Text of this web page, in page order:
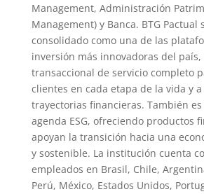
Management, Administración
Management) y Banca. BTG Pactual
consolidado como una de las
inversión más innovadoras del
transaccional de servicio completo
clientes en cada etapa de la vida y
trayectorias financieras. También
agenda ESG, ofreciendo productos
apoyan la transición hacia una
y sostenible. La institución cuenta
empleados en Brasil, Chile,
Perú, México, Estados Unidos,